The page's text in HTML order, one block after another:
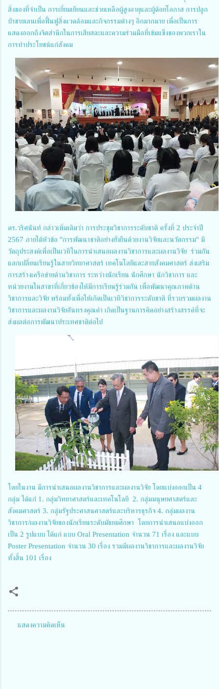
สิ่งของที่จำเป็น การเยี่ยมเยียนและช่วยเหลือผู้สูงอายุและผู้ด้อยโอกาส การปลูก
ป่าชายเลนเพื่อฟื้นฟูสิ่งแวดล้อมและกิจกรรมต่างๆ อีกมากมาย เพื่อเป็นการ
แสดงออกถึงจิตสำนึกในการเสียสละและความร่วมมือที่เข้มแข็งของพวกเราใน
การทำประโยชน์แก่สังคม
ดร.วริศนันท์ กล่าวเพิ่มเติมว่า การประชุมวิชาการระดับชาติ ครั้งที่ 2 ประจำปี
2567 ภายใต้หัวข้อ "การพัฒนาชาติอย่างยั่งยืนด้วยงานวิจัยและนวัตกรรม" มี
วัตถุประสงค์เพื่อเป็นเวทีในการนำเสนอผลงานวิชาการและผลงานวิจัย ร่วมกัน
แลกเปลี่ยนเรียนรู้ในสายวิทยาศาสตร์ เทคโนโลยีและสายสังคมศาสตร์ ส่งเสริม
การสร้างเครือข่ายด้านวิชาการ ระหว่างนักเรียน นักศึกษา นักวิชาการ และ
หน่วยงานในสาขาที่เกี่ยวข้องให้มีการเรียนรู้ร่วมกัน เพื่อพัฒนาคุณภาพด้าน
วิชาการและวิจัย พร้อมทั้งเพื่อให้เกิดเป็นเวทีวิชาการระดับชาติ ที่รวบรวมผลงาน
วิชาการและผลงานวิจัยอันทรงคุณค่า เกิดเป็นฐานการคิดอย่างสร้างสรรค์ที่จะ
ส่งผลต่อการพัฒนาประเทศชาติต่อไป
โดยในงาน มีการนำเสนอผลงานวิชาการและผลงานวิจัย โดยแบ่งออกเป็น 4
กลุ่ม ได้แก่ 1. กลุ่มวิทยาศาสตร์และเทคโนโลยี 2. กลุ่มมนุษยศาสตร์และ
สังคมศาสตร์ 3. กลุ่มรัฐประศาสนศาสตร์และบริหารธุรกิจ 4. กลุ่มผลงาน
วิชาการ/ผลงานวิจัยของนักเรียนระดับมัธยมศึกษา โดยการนำเสนอแบ่งออก
เป็น 2 รูปแบบ ได้แก่ แบบ Oral Presentation จำนวน 71 เรื่อง และแบบ
Poster Presentation จำนวน 30 เรื่อง รวมมีผลงานวิชาการและผลงานวิจัย
ทั้งสิ้น 101 เรื่อง
แสดงความคิดเห็น